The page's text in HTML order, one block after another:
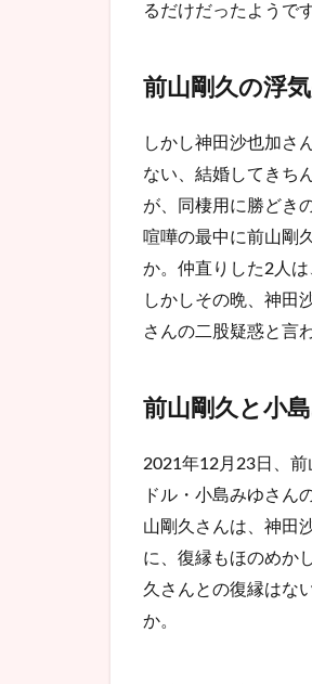
前山
島み
疑惑
芸能
界引
退発
ュー
剛久
の実
金持
ちっ
るだけだったようです
前山剛久の浮
しかし神田沙也加さ
ない、結婚してきち
が、同棲用に勝どき
喧嘩の最中に前山剛
か。仲直りした2人
しかしその晩、神田
さんの二股疑惑と言
前山剛久と小
2021年12月23日、
ドル・小島みゆさん
山剛久さんは、神田
に、復縁もほのめか
久さんとの復縁はな
か。